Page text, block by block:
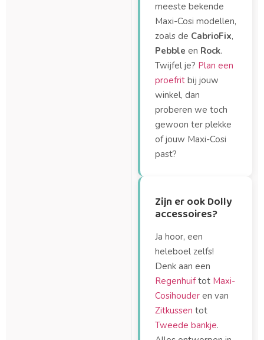
meeste bekende
Maxi-Cosi modellen,
zoals de CabrioFix,
Pebble en Rock.
Twijfel je? Plan een
proefrit bij jouw
winkel, dan
proberen we toch
gewoon ter plekke
of jouw Maxi-Cosi
past?
Zijn er ook Dolly
accessoires?
Ja hoor, een
heleboel zelfs!
Denk aan een
Regenhuiftot Maxi-
Cosihouder en van
Zitkussen tot
Tweede bankje.